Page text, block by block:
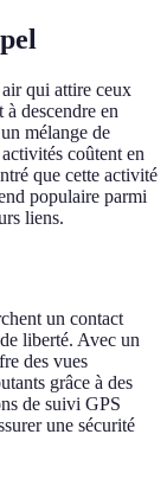
qui attire ceux
descendre en
mélange de
coûtent en
que cette activité
populaire parmi
liens.
un contact
liberté. Avec un
des vues
grâce à des
de suivi GPS
une sécurité